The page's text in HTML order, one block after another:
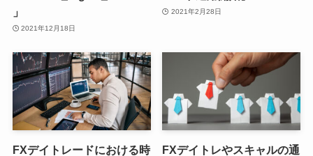
」
2021年12月18日
2021年2月28日
FXデイトレードにおける時
FXデイトレやスキャルの通